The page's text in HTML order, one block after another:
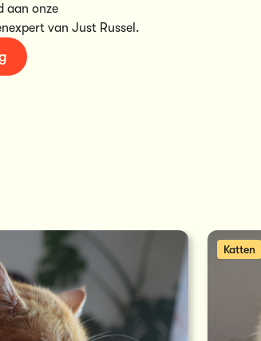
aan onze
van Just Russel.
Katten